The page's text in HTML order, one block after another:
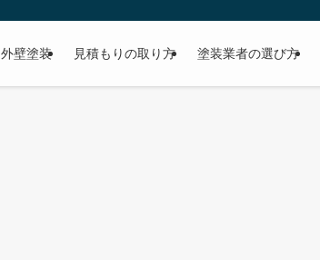
外壁塗装 見積もりの取り方 塗装業者の選び方